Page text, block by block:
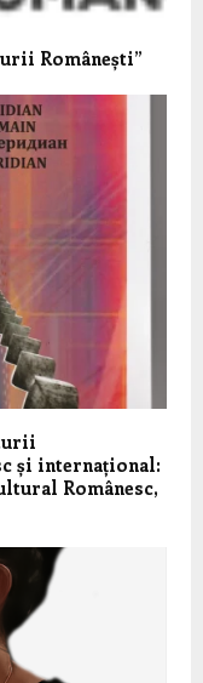
Românești”
și internațional:
Românesc,